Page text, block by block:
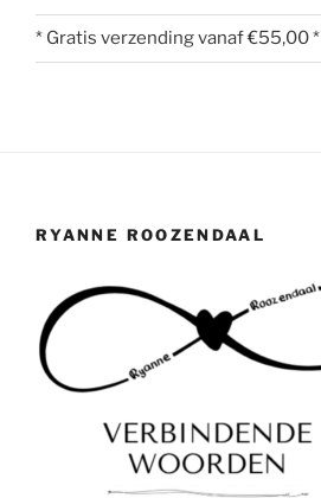
* Gratis verzending vanaf €55,00 *
RYANNE ROOZENDAAL